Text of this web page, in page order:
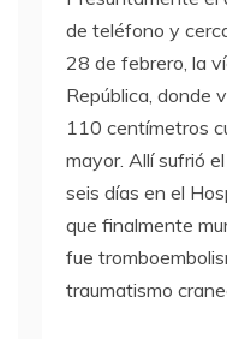
de teléfono y
28 de febrero, la
República, donde
110 centímetros
mayor. Allí sufrió
seis días en el
que finalmente
fue
traumatismo